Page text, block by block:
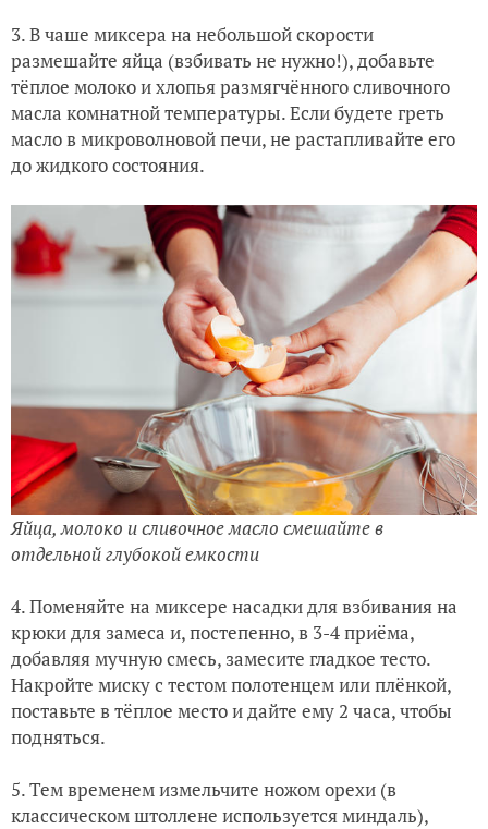
3. В чаше миксера на небольшой скорости
размешайте яйца (взбивать не нужно!), добавьте
тёплое молоко и хлопья размягчённого сливочного
масла комнатной температуры. Если будете греть
масло в микроволновой печи, не растапливайте его
до жидкого состояния.
Яйца, молоко и сливочное масло смешайте в
отдельной глубокой емкости
4. Поменяйте на миксере насадки для взбивания на
крюки для замеса и, постепенно, в 3-4 приёма,
добавляя мучную смесь, замесите гладкое тесто.
Накройте миску с тестом полотенцем или плёнкой,
поставьте в тёплое место и дайте ему 2 часа, чтобы
подняться.
5. Тем временем измельчите ножом орехи (в
классическом штоллене используется миндаль),